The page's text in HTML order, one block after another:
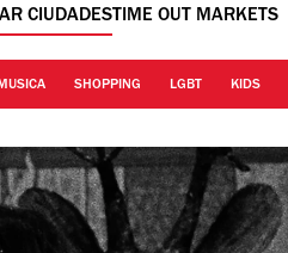
CIUDADESTIME OUT MARKETS
SHOPPING LGBT KIDS